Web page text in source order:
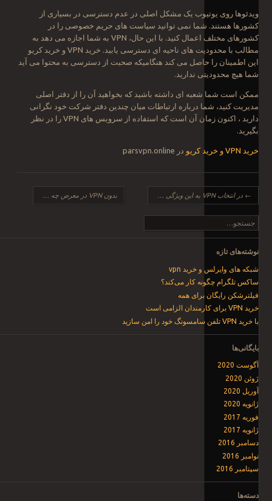
ویدئوها روی یوتیوب یک مشکل اصلی در عدم دسترسی در بسیاری از
کشورها هستند. شما نمی توانید سیاست های حریم خصوصی را در
کشورهای مختلف اعمال کنید. با این حال، VPN به شما اجازه می دهد به
مطالب با محدودیت های ناحیه ای دسترسی یابید. خرید VPN و خرید کریو
این اطمینان را حاصل می کند هنگامیکه صحبت از دسترسی به محتوا می آید
شما هیچ محدودیتی ندارید.
ممکن است شما شعبه ای داشته باشید که بخواهید آن را از دفتر اصلی
مدیریت کنید، شما درباره ارتباطات میان چندین دفتر شرکت خود نگرانی
دارید ، اکنون زمان آن است که استفاده از سرویس های VPN را در نظر
بگیرید.
خرید VPN و خرید کریو در parsvpn.online
ناوبری نوشته
← در انتخاب VPN به این ویژگی ها دقت کنید
جست‌وجو
نوشته‌های تازه
شبکه های وایرلس و خرید vpn
ساکس تلگرام چگونه کار می‌کند؟
فیلترشکن رایگان برای همه
خرید VPN برای کارمندان الزامی است
با خرید VPN تلفن سامسونگ خود را امن سازید
بایگانی‌ها
آگوست 2020
ژوئن 2020
آوریل 2020
ژانویه 2020
فوریه 2017
ژانویه 2017
دسامبر 2016
نوامبر 2016
سپتامبر 2016
دسته‌ها